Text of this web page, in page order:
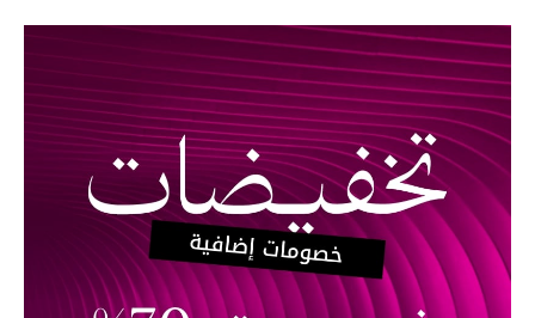
موضة نسائية
تسوقوا للنساء
الحقائب
الموسم الجديد